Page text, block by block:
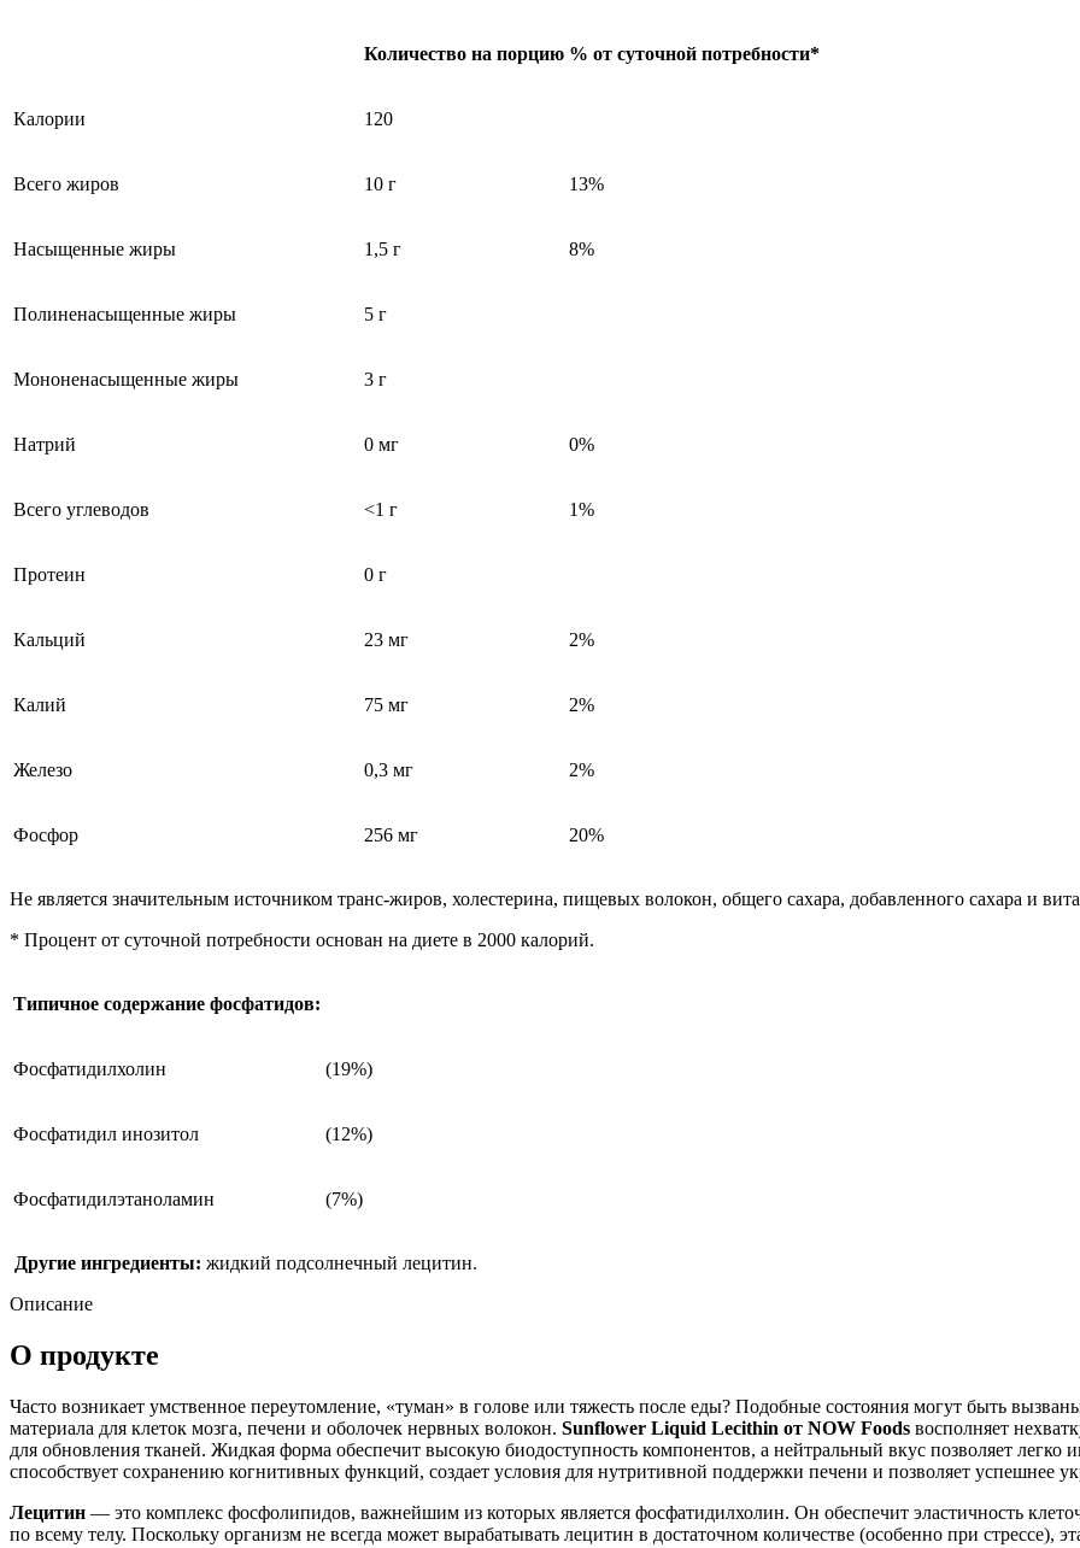
Количество на порцию % от суточной потребности*
Калории 120
Всего жиров 10 г 13%
Насыщенные жиры 1,5 г 8%
Полиненасыщенные жиры 5 г
Мононенасыщенные жиры 3 г
Натрий 0 мг 0%
Всего углеводов <1 г 1%
Протеин 0 г
Кальций 23 мг 2%
Калий 75 мг 2%
Железо 0,3 мг 2%
Фосфор 256 мг 20%
Не является значительным источником транс-жиров, холестерина, пищевых волокон, общего сахара, добавленного сахара и
* Процент от суточной потребности основан на диете в 2000 калорий.
Типичное содержание фосфатидов:
Фосфатидилхолин (19%)
Фосфатидил инозитол (12%)
Фосфатидилэтаноламин (7%)
Другие ингредиенты: жидкий подсолнечный лецитин.
Описание
О продукте
Часто возникает умственное переутомление, «туман» в голове или тяжесть после еды? Подобные состояния могут быть
материала для клеток мозга, печени и оболочек нервных волокон. Sunflower Liquid Lecithin от NOW Foods восполняет
для обновления тканей. Жидкая форма обеспечит высокую биодоступность компонентов, а нейтральный вкус позволяет легко
способствует сохранению когнитивных функций, создает условия для нутритивной поддержки печени и позволяет успешнее
Лецитин — это комплекс фосфолипидов, важнейшим из которых является фосфатидилхолин. Он обеспечит эластичность
по всему телу. Поскольку организм не всегда может вырабатывать лецитин в достаточном количестве (особенно при стрессе),